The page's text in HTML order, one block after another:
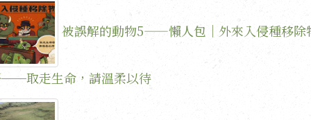
被誤解的動物5——懶人包｜外來入侵種移除
取走生命，請溫柔以待